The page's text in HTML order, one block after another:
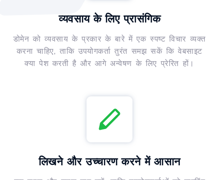
व्यवसाय के लिए प्रासंगिक
डोमेन को व्यवसाय के प्रकार के बारे में एक स्पष्ट विचार व्यक्त
करना चाहिए, ताकि उपयोगकर्ता तुरंत समझ सकें कि वेबसाइट
क्या पेश करती है और आगे अन्वेषण के लिए प्रेरित हों।
लिखने और उच्चारण करने में आसान